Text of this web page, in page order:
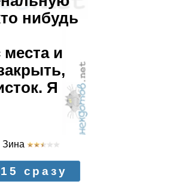
нибудь
и
Я
Зина
15 сразу